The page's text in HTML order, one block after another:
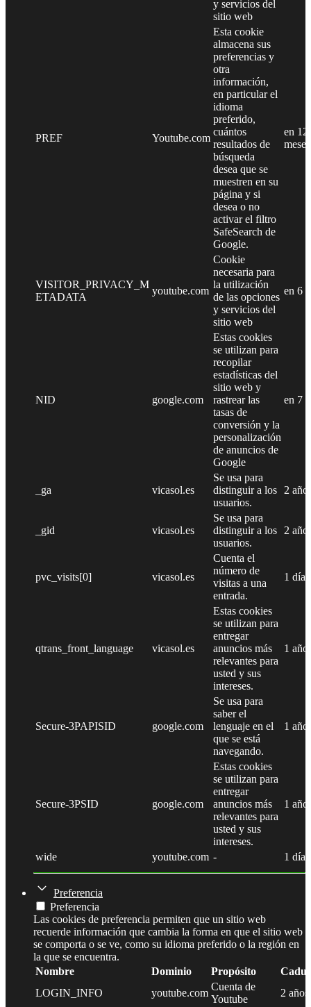
y servicios del
sitio web
PREF Youtube.com
Esta cookie
almacena sus
preferencias y
otra
información,
en particular el
idioma
preferido,
cuántos
resultados de
búsqueda
desea que se
muestren en su
página y si
desea o no
activar el filtro
SafeSearch de
Google.
en 12
meses
VISITOR_PRIVACY_M
ETADATA
youtube.com
Cookie
necesaria para
la utilización
de las opciones
y servicios del
sitio web
en 6
NID google.com
Estas cookies
se utilizan para
recopilar
estadísticas del
sitio web y
rastrear las
tasas de
conversión y la
personalización
de anuncios de
Google
en 7
_ga vicasol.es
Se usa para
distinguir a los
usuarios.
2
_gid vicasol.es
Se usa para
distinguir a los
usuarios.
2
pvc_visits[0] vicasol.es
Cuenta el
número de
visitas a una
entrada.
1 día
qtrans_front_language vicasol.es
Estas cookies
se utilizan para
entregar
anuncios más
relevantes para
usted y sus
intereses.
1 año
Secure-3PAPISID google.com
Se usa para
saber el
lenguaje en el
que se está
navegando.
1 año
Secure-3PSID google.com
Estas cookies
se utilizan para
entregar
anuncios más
relevantes para
usted y sus
intereses.
1 año
wide youtube.com - 1 día
Preferencia
Preferencia
Las cookies de preferencia permiten que un sitio web
recuerde información que cambia la forma en que el sitio web
se comporta o se ve, como su idioma preferido o la región en
la que se encuentra.
Nombre
Dominio Propósito
LOGIN_INFO
youtube.com
Cuenta de
Youtube
2 años